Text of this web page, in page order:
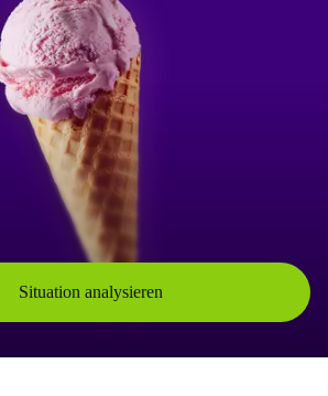
Situation analysieren